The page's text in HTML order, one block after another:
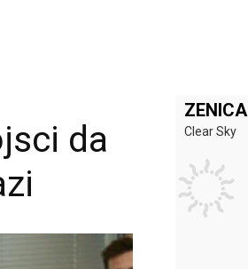
da
ZENICA
Clear Sky